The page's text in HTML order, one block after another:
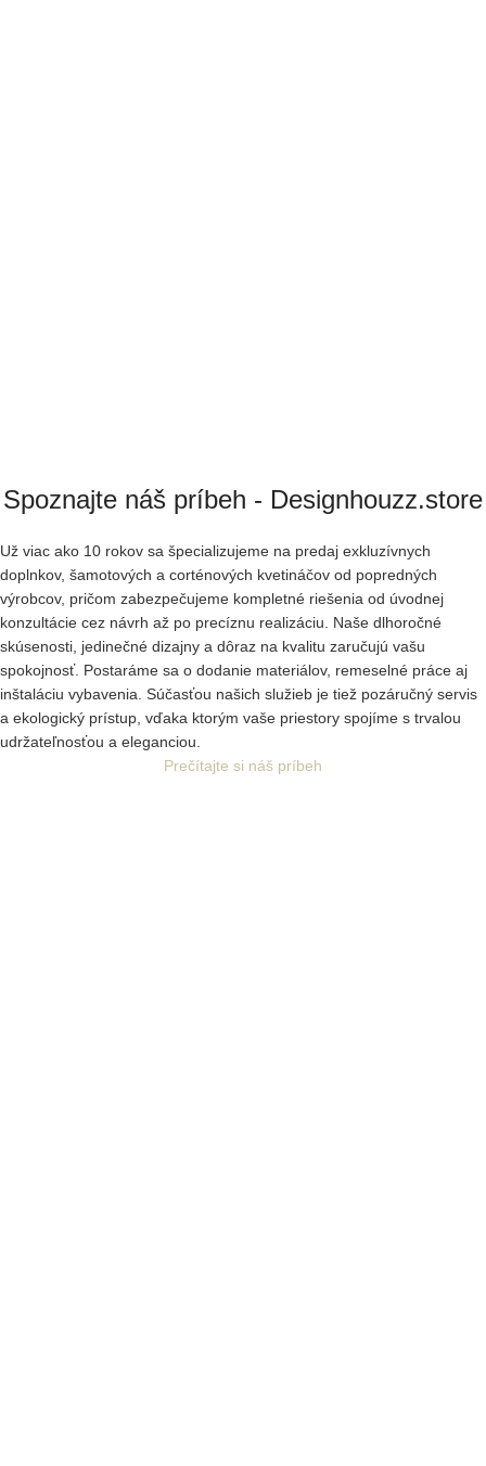
Spoznajte náš príbeh - Designhouzz.store
Už viac ako 10 rokov sa špecializujeme na predaj exkluzívnych
doplnkov, šamotových a corténových kvetináčov od popredných
výrobcov, pričom zabezpečujeme kompletné riešenia od úvodnej
konzultácie cez návrh až po precíznu realizáciu. Naše dlhoročné
skúsenosti, jedinečné dizajny a dôraz na kvalitu zaručujú vašu
spokojnosť. Postaráme sa o dodanie materiálov, remeselné práce aj
inštaláciu vybavenia. Súčasťou našich služieb je tiež pozáručný servis
a ekologický prístup, vďaka ktorým vaše priestory spojíme s trvalou
udržateľnosťou a eleganciou.
Prečítajte si náš príbeh